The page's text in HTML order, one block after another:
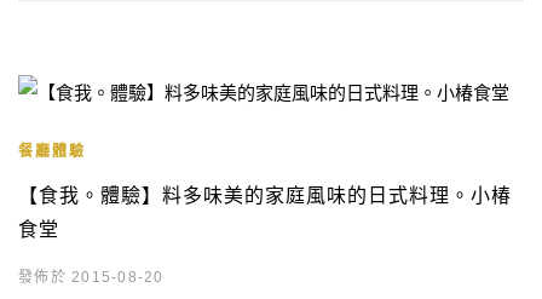
餐廳體驗
【食我。體驗】料多味美的家庭風味的日式料理。小椿
食堂
發佈於 2015-08-20